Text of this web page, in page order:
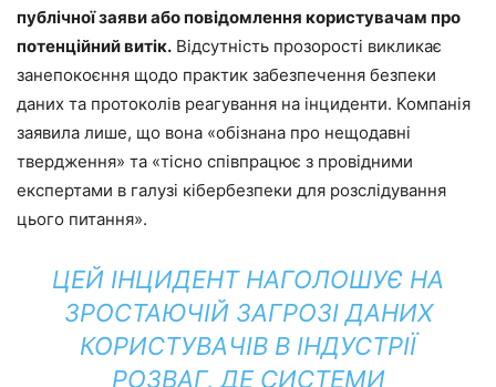
публічної заяви або повідомлення користувачам про
потенційний витік. Відсутність прозорості викликає
занепокоєння щодо практик забезпечення безпеки
даних та протоколів реагування на інциденти. Компанія
заявила лише, що вона «обізнана про нещодавні
твердження» та «тісно співпрацює з провідними
експертами в галузі кібербезпеки для розслідування
цього питання».
ЦЕЙ ІНЦИДЕНТ НАГОЛОШУЄ НА
ЗРОСТАЮЧІЙ ЗАГРОЗІ ДАНИХ
КОРИСТУВАЧІВ В ІНДУСТРІЇ
РОЗВАГ, ДЕ СИСТЕМИ